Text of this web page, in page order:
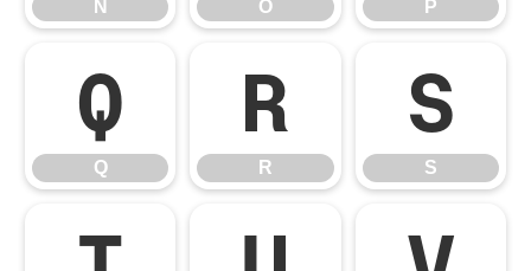
N O P
Q
Q
R
R
S
S